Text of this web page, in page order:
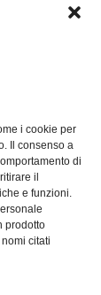
i cookie per
Il consenso a
di
il
e funzioni.
prodotto
citati